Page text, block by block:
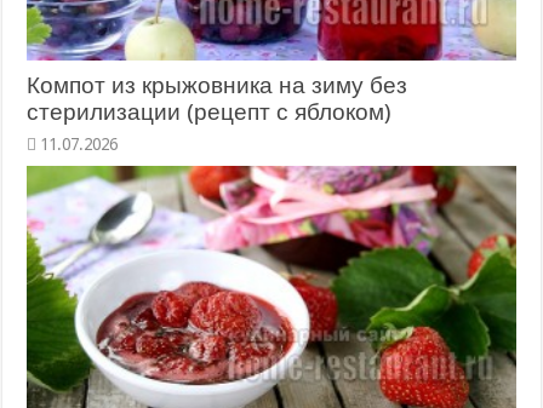
Компот из крыжовника на зиму без
стерилизации (рецепт с яблоком)
11.07.2026